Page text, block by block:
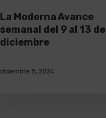
La Moderna Avance
semanal del 9 al 13 de
diciembre
diciembre 8, 2024